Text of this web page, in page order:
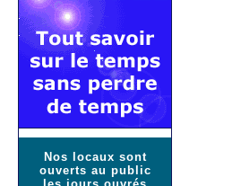
Nos locaux sont
ouverts au public